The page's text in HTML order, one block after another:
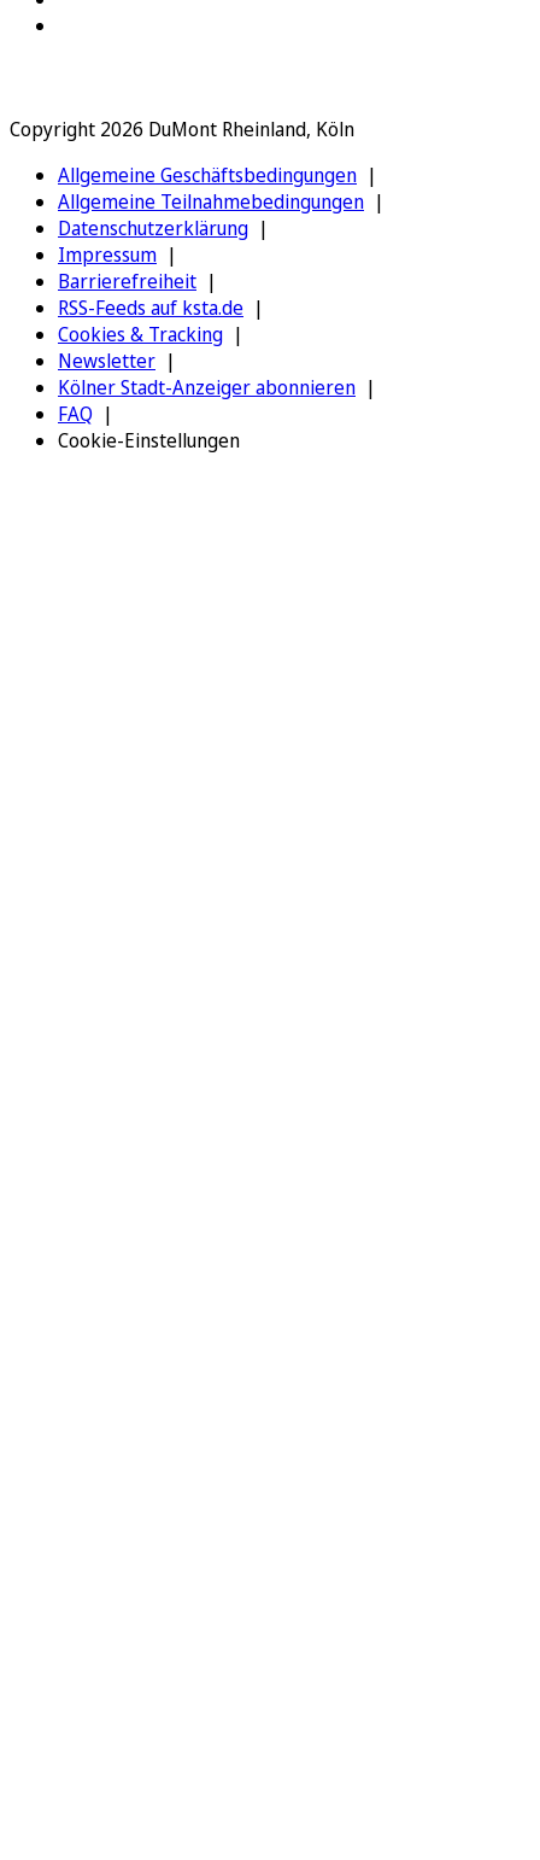
Copyright 2026 DuMont Rheinland, Köln
Allgemeine Geschäftsbedingungen
Allgemeine Teilnahmebedingungen
Datenschutzerklärung
Impressum
Barrierefreiheit
RSS-Feeds auf ksta.de
Cookies & Tracking
Newsletter
Kölner Stadt-Anzeiger abonnieren
FAQ
Cookie-Einstellungen